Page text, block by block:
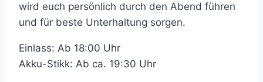
wird euch persönlich durch den Abend führen
und für beste Unterhaltung sorgen.
Einlass: Ab 18:00 Uhr
Akku-Stikk: Ab ca. 19:30 Uhr